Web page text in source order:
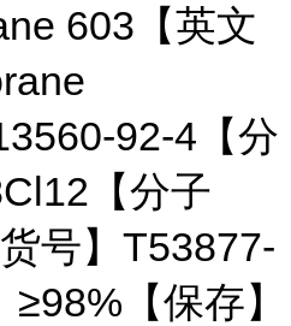
603【英文
92-4【分
【分子
号】T53877-
【保存】